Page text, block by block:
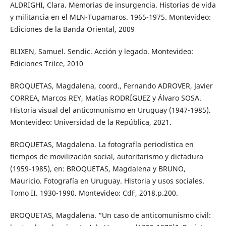
ALDRIGHI, Clara. Memorias de insurgencia. Historias de vida
y militancia en el MLN-Tupamaros. 1965-1975. Montevideo:
Ediciones de la Banda Oriental, 2009
BLIXEN, Samuel. Sendic. Acción y legado. Montevideo:
Ediciones Trilce, 2010
BROQUETAS, Magdalena, coord., Fernando ADROVER, Javier
CORREA, Marcos REY, Matías RODRÍGUEZ y Álvaro SOSA.
Historia visual del anticomunismo en Uruguay (1947-1985).
Montevideo: Universidad de la República, 2021.
BROQUETAS, Magdalena. La fotografía periodística en
tiempos de movilización social, autoritarismo y dictadura
(1959-1985), en: BROQUETAS, Magdalena y BRUNO,
Mauricio. Fotografía en Uruguay. Historia y usos sociales.
Tomo II. 1930-1990. Montevideo: CdF, 2018.p.200.
BROQUETAS, Magdalena. “Un caso de anticomunismo civil: